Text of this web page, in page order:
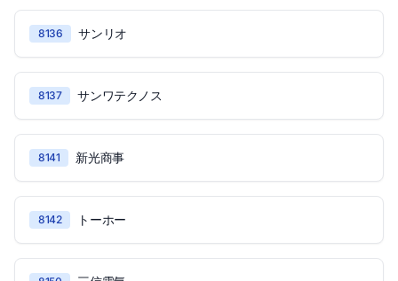
8136 サンリオ
8137 サンワテクノス
8141 新光商事
8142 トーホー